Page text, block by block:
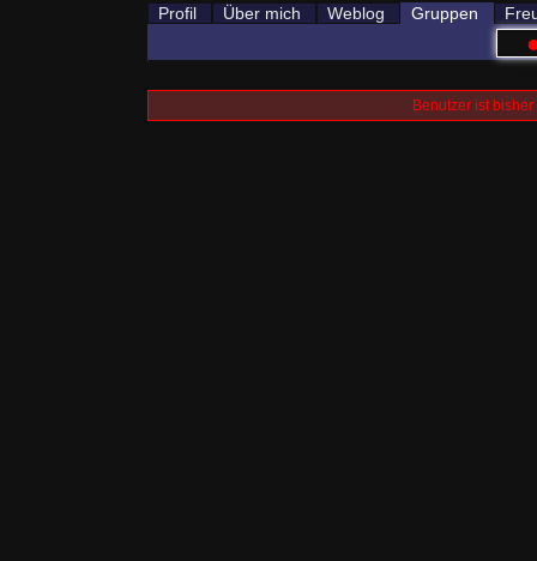
Profil Über mich Weblog Gruppen
Benutzer ist